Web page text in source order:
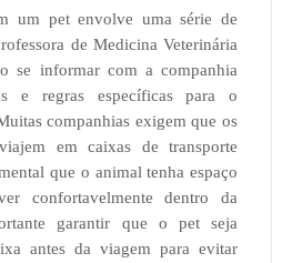
um pet envolve uma série de
de Medicina Veterinária
se informar com a companhia
e regras específicas para o
companhias exigem que os
em caixas de transporte
que o animal tenha espaço
confortavelmente dentro da
garantir que o pet seja
antes da viagem para evitar